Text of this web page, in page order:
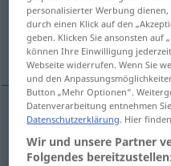
(Für mehr Details die
improvisere
personalisierter Werbung
durch einen Klick auf den
geben. Klicken Sie ansonsten auf
können Ihre Einwilligung
Webseite widerrufen. Wenn Sie
und den
Button „Mehr Optionen“.
Datenverarbeitung entnehmen
Datenschutzerklärung. Hier
Wir und unsere Partner
Folgendes